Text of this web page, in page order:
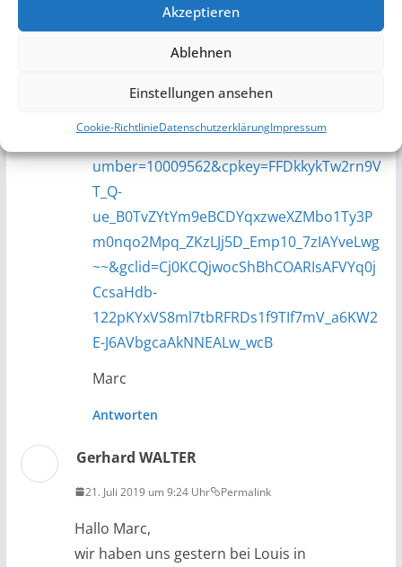
Akzeptieren
Ablehnen
Einstellungen ansehen
Cookie-RichtlinieDatenschutzerklärungImpressum
mit-abe/10006601?
umber=10009562&cpkey=FFDkkykTw2rn9V
T_Q-
ue_B0TvZYtYm9eBCDYqxzweXZMbo1Ty3P
m0nqo2Mpq_ZKzLJj5D_Emp10_7zIAYveLwg
~~&gclid=Cj0KCQjwocShBhCOARIsAFVYq0j
CcsaHdb-
122pKYxVS8ml7tbRFRDs1f9TIf7mV_a6KW2
E-J6AVbgcaAkNNEALw_wcB
Marc
Antworten
Gerhard WALTER
21. Juli 2019 um 9:24 Uhr Permalink
Hallo Marc,
wir haben uns gestern bei Louis in